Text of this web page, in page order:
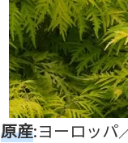
原産:ヨーロッパ